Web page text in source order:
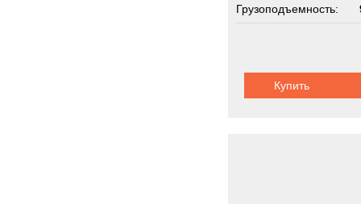
Грузоподъемность:
Купить